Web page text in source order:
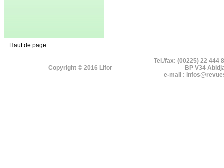
Haut de page
Copyright © 2016 Lifor
Tel./fax: (00225) 22 444
BP V34
e-mail :